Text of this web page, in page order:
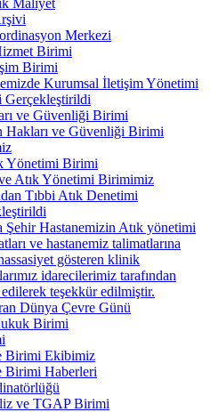
Merkezi
Birimi
Birimi
Kurumsal İletişim Yönetimi
Gerçekleştirildi
ve Güvenliği Birimi
Hakları ve Güvenliği Birimi
Yönetimi Birimi
Atık Yönetimi Birimimiz
Tıbbi Atık Denetimi
Şehir Hastanemizin Atık yönetimi
ve hastanemiz talimatlarına
gösteren klinik
idarecilerimiz tarafından
teşekkür edilmiştir.
Dünya Çevre Günü
Birimi
Birimi Ekibimiz
Birimi Haberleri
ve TGAP Birimi